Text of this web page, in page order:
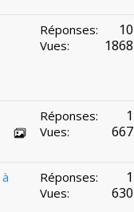
Réponses: 10
Vues: 1868
Réponses: 1
Vues: 667
Réponses: 1
Vues: 630